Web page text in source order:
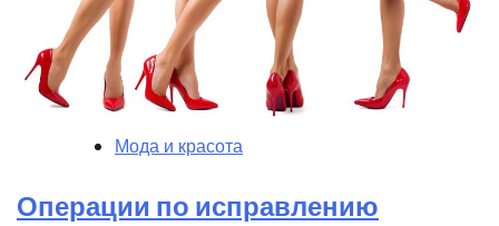
Мода и красота
Операции по исправлению